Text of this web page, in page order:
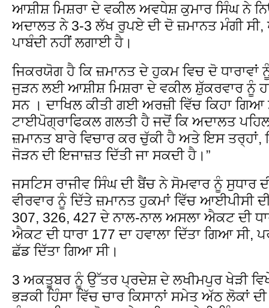
ਆਸ਼ੀਸ਼ ਮਿਸ਼ਰਾ ਦੇ ਵਕੀਲ ਅਵਧੇਸ਼ ਕੁਮਾਰ ਸਿੰਘ ਨੇ
ਅਦਾਲਤ ਨੇ 3-3 ਲੱਖ ਰੁਪਏ ਦੀ ਦੋ ਜ਼ਮਾਨਤ ਮੰਗੀ ਸੀ,
ਪਾਬੰਦੀ ਨਹੀਂ ਲਗਾਈ ਹੈ।
ਜਿਕਰਯੋਗ ਹੈ ਕਿ ਜ਼ਮਾਨਤ ਦੇ ਹੁਕਮ ਵਿਚ ਦੋ ਧਾਰਾਵਾਂ
ਜੁੜਨ ਲਈ ਆਸ਼ੀਸ਼ ਮਿਸ਼ਰਾ ਦੇ ਵਕੀਲ ਸ਼ੁੱਕਰਵਾਰ ਨੂੰ
ਸਨ । ਦਾਖਿਲ ਕੀਤੀ ਗਈ ਅਰਜ਼ੀ ਵਿੱਚ ਕਿਹਾ
ਟਾਈਪੋਗ੍ਰਾਫਿਕਲ ਗਲਤੀ ਹੈ ਜਦੋਂ ਕਿ ਅਦਾਲਤ
ਜ਼ਮਾਨਤ ਬਾਰੇ ਵਿਚਾਰ ਕਰ ਚੁੱਕੀ ਹੈ ਅਤੇ ਇਸ ਤਰ੍ਹਾਂ,
ਜੋੜਨ ਦੀ ਇਜਾਜ਼ਤ ਦਿੱਤੀ ਜਾ ਸਕਦੀ ਹੈ।”
ਜਸਟਿਸ ਰਾਜੀਵ ਸਿੰਘ ਦੀ ਬੈਂਚ ਨੇ ਸੋਮਵਾਰ ਨੂੰ ਸੁਧਾਰ
ਵੀਰਵਾਰ ਨੂੰ ਦਿੱਤੇ ਜ਼ਮਾਨਤ ਹੁਕਮਾਂ ਵਿੱਚ ਆਈਪੀਸੀ
307, 326, 427 ਦੇ ਨਾਲ-ਨਾਲ ਅਸਲਾ ਐਕਟ ਦੀ
ਐਕਟ ਦੀ ਧਾਰਾ 177 ਦਾ ਹਵਾਲਾ ਦਿੱਤਾ ਗਿਆ ਸੀ,
ਛੱਡ ਦਿੱਤਾ ਗਿਆ ਸੀ।
3 ਅਕਤੂਬਰ ਨੂੰ ਉੱਤਰ ਪ੍ਰਦੇਸ਼ ਦੇ ਲਖੀਮਪੁਰ ਖੇੜੀ
ਭੜਕੀ ਹਿੰਸਾ ਵਿੱਚ ਚਾਰ ਕਿਸਾਨਾਂ ਸਮੇਤ ਅੱਠ ਲੋਕਾਂ